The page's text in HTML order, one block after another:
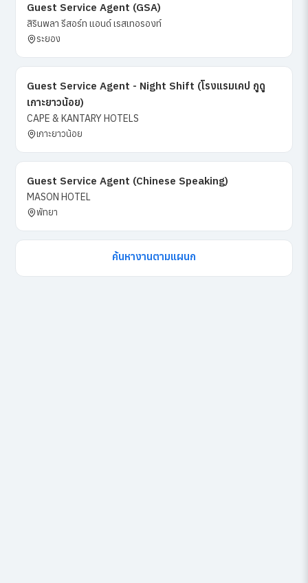
Guest Service Agent (GSA)
สิรินพลา รีสอร์ท แอนด์ เรสเทอรองท์
ระยอง
Guest Service Agent - Night Shift (โรงแรมเคป กูดู
เกาะยาวน้อย)
CAPE & KANTARY HOTELS
เกาะยาวน้อย
Guest Service Agent (Chinese Speaking)
MASON HOTEL
พัทยา
ค้นหางานตามแผนก